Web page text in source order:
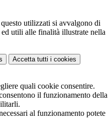
utilizzati si avvalgono di
utili alle finalità illustrate nella
Accetta tutti i cookies
quali cookie consentire.
il funzionamento della
al funzionamento potete